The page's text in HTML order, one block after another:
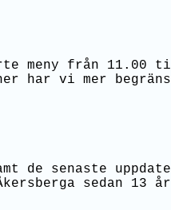
meny från 11.00
har vi mer
de senaste
sedan 13